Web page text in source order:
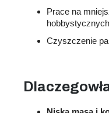
Prace na
hobbystycznych
Czyszczenie
Dlaczego